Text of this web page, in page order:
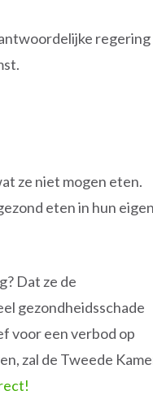
regering
ze niet mogen eten.
eten in hun eigen
Dat ze de
gezondheidsschade
voor een verbod op
zal de Tweede